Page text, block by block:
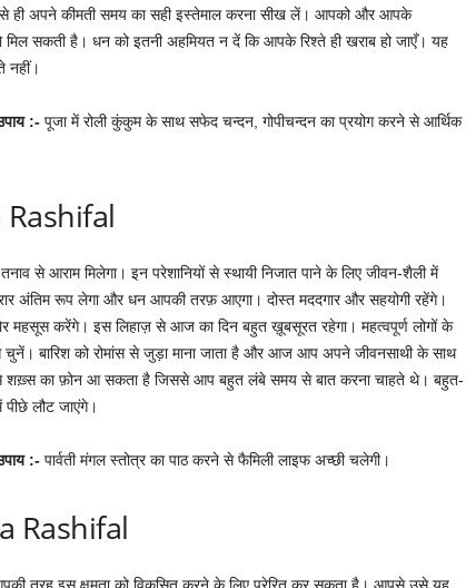
ही अपने कीमती समय का सही इस्तेमाल करना सीख लें। आपको और आपके
सकती है। धन को इतनी अहमियत न दें कि आपके रिश्ते ही खराब हो जाएँ। यह
नहीं।
:- पूजा में रोली कुंकुम के साथ सफेद चन्दन, गोपीचन्दन का प्रयोग करने से आर्थिक
Rashifal
से आराम मिलेगा। इन परेशानियों से स्थायी निजात पाने के लिए जीवन-शैली में
अंतिम रूप लेगा और धन आपकी तरफ़ आएगा। दोस्त मददगार और सहयोगी रहेंगे।
महसूस करेंगे। इस लिहाज़ से आज का दिन बहुत ख़ूबसूरत रहेगा। महत्वपूर्ण लोगों के
चुनें। बारिश को रोमांस से जुड़ा माना जाता है और आज आप अपने जीवनसाथी के साथ
शख़्स का फ़ोन आ सकता है जिससे आप बहुत लंबे समय से बात करना चाहते थे। बहुत-
पीछे लौट जाएंगे।
:- पार्वती मंगल स्तोत्र का पाठ करने से फैमिली लाइफ अच्छी चलेगी।
Rashifal